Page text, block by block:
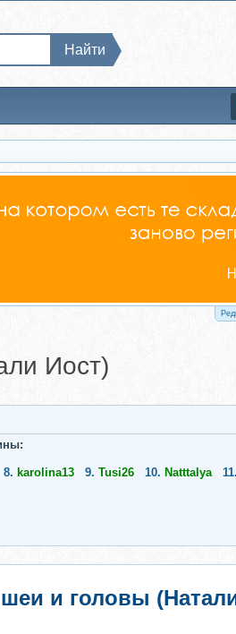
Найти
Иост)
8. karolina13 9. Tusi26 10. Natttalya 11.
и головы